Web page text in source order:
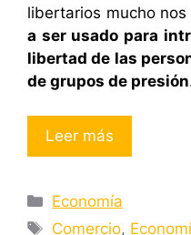
libertarios mucho
a ser usado para
libertad de las
de grupos de presión
Leer más
Categorías
Economía
Etiquetas
Comercio,